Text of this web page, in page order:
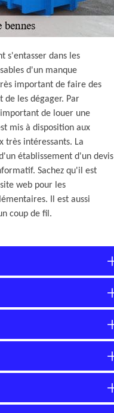
s'entasser dans les
d'un manque
important de faire des
les dégager. Par
de louer une
mis à disposition aux
très intéressants. La
établissement d'un devis
Sachez qu'il est
web pour les
Il est aussi
coup de fil.